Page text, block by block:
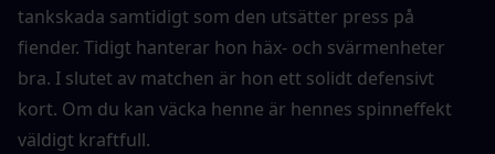
tankskada samtidigt som den utsätter press på
fiender. Tidigt hanterar hon häx- och svärmenheter
bra. I slutet av matchen är hon ett solidt defensivt
kort. Om du kan väcka henne är hennes spinneffekt
väldigt kraftfull.